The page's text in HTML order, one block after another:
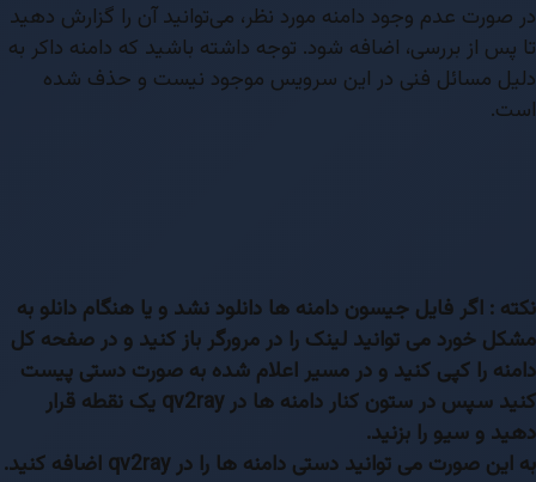
در صورت عدم وجود دامنه مورد نظر، می‌توانید آن را گزارش دهید
تا پس از بررسی، اضافه شود. توجه داشته باشید که دامنه داکر به
دلیل مسائل فنی در این سرویس موجود نیست و حذف شده
است.
نکته : اگر فایل جیسون دامنه ها دانلود نشد و یا هنگام دانلو به
مشکل خورد می توانید لینک را در مرورگر باز کنید و در صفحه کل
دامنه را کپی کنید و در مسیر اعلام شده به صورت دستی پیست
کنید سپس در ستون کنار دامنه ها در qv2ray یک نقطه قرار
دهید و سیو را بزنید.
به این صورت می توانید دستی دامنه ها را در qv2ray اضافه کنید.